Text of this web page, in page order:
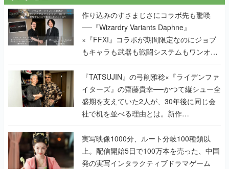
作り込みのすさまじさにコラボ先も驚嘆
──『Wizardry Variants Daphne』
×『FFXI』コラボが期間限定なのにジョブ
もキャラも武器も戦闘システムもワンオフ
で作り込まれた理由を両ディレクターに聞
く
『TATSUJIN』の弓削雅稔×『ライデンファ
イターズ』の齋藤貴幸──かつて縦シュー全
盛期を支えていた2人が、30年後に同じ会
社で机を並べる理由とは。新作
『TATSUJIN EXTREME』で初タッグを組
んだレジェンド2人に訊く開発秘話
実写映像1000分、ルート分岐100種類以
上。配信開始5日で100万本を売った、中国
発の実写インタラクティブドラマゲーム